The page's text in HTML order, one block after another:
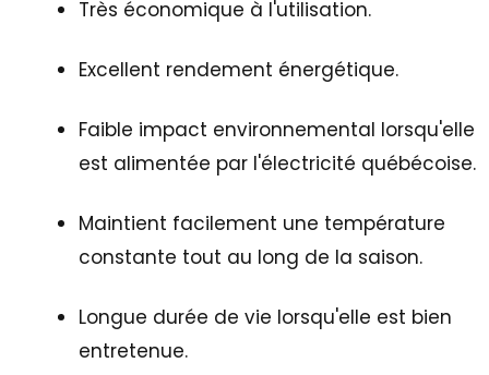
Très économique à l'utilisation.
Excellent rendement énergétique.
Faible impact environnemental lorsqu'elle
est alimentée par l'électricité québécoise.
Maintient facilement une température
constante tout au long de la saison.
Longue durée de vie lorsqu'elle est bien
entretenue.